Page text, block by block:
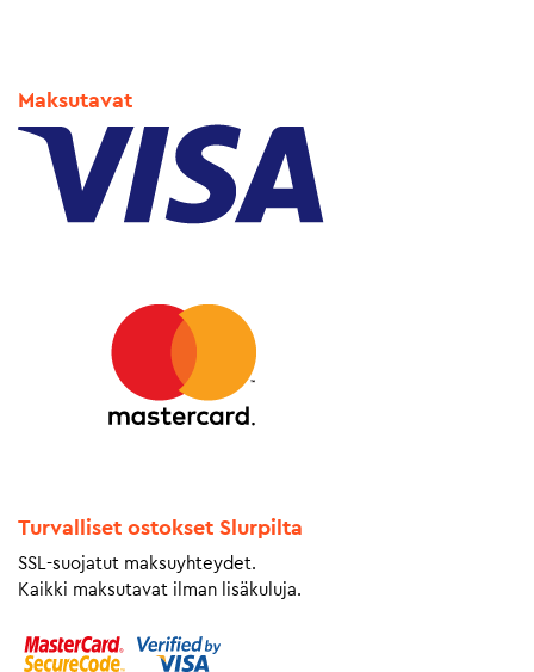
Maksutavat
Turvalliset ostokset Slurpilta
SSL-suojatut maksuyhteydet.
Kaikki maksutavat ilman lisäkuluja.